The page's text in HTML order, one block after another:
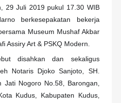
29 Juli 2019 pukul 17.30 WIB
berkesepakatan bekerja
Museum Mushaf Akbar
Assiry Art & PSKQ Modern.
disahkan dan sekaligus
Notaris Djoko Sanjoto, SH.
JatiNogoro No.58, Barongan,
Kudus, Kabupaten Kudus,